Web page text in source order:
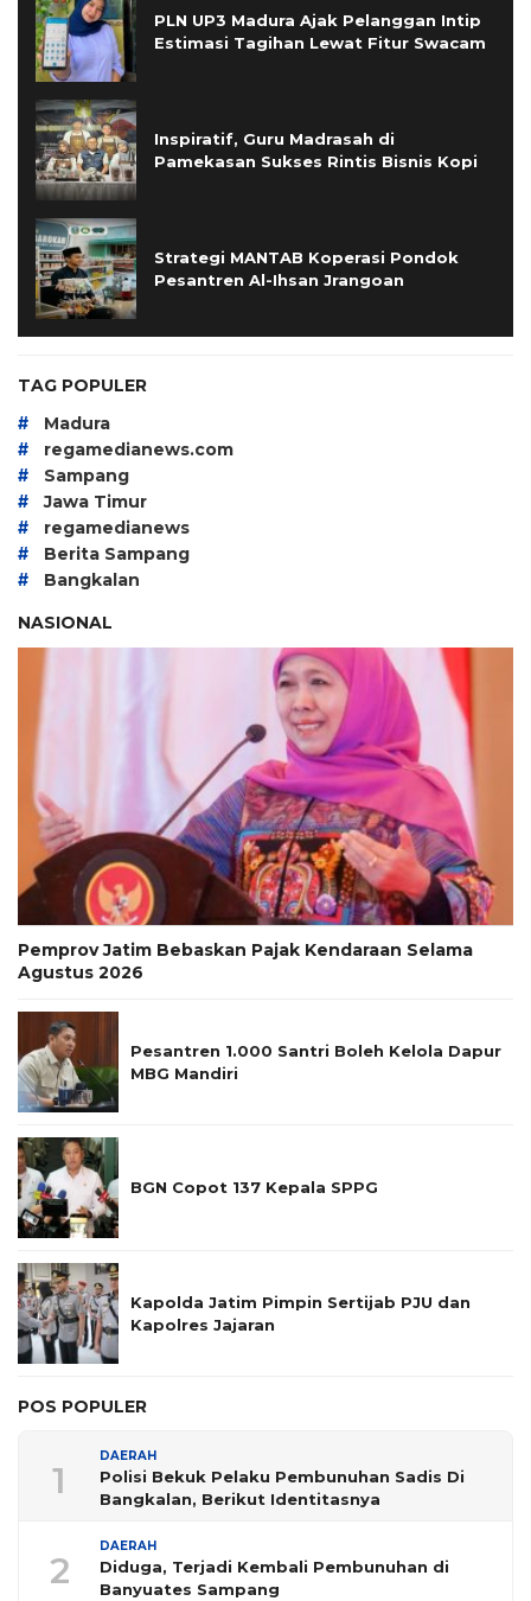
PLN UP3 Madura Ajak Pelanggan Intip
Estimasi Tagihan Lewat Fitur Swacam
Inspiratif, Guru Madrasah di
Pamekasan Sukses Rintis Bisnis Kopi
Strategi MANTAB Koperasi Pondok
Pesantren Al-Ihsan Jrangoan
TAG POPULER
# Madura
# regamedianews.com
# Sampang
# Jawa Timur
# regamedianews
# Berita Sampang
#
Bangkalan
NASIONAL
Pemprov Jatim Bebaskan Pajak Kendaraan Selama
Agustus 2026
Pesantren 1.000 Santri Boleh Kelola Dapur
MBG Mandiri
BGN Copot 137 Kepala SPPG
Kapolda Jatim Pimpin Sertijab PJU dan
Kapolres Jajaran
POS POPULER
1
DAERAH
Polisi Bekuk Pelaku Pembunuhan Sadis Di
Bangkalan, Berikut Identitasnya
2
DAERAH
Diduga, Terjadi Kembali Pembunuhan di
Banyuates Sampang